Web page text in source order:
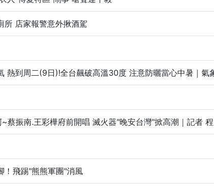
所 店家報警意外揪酒駕
熱到周二(9日)!全台飆破高溫30度 注意防曬當心中暑｜
蔡振南.王彩樺府前開唱 滅火器"晚安台灣"掀高潮｜記者
！飛踢"熊熊軍團"消風